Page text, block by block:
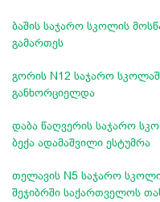
ბაშის საჯარო სკოლის
გამართეს
გორის N12 საჯარო
განხორციელდა
დაბა წაღვერის საჯარო
ბექა ადამაშვილი ესტუმრა
თელავის N5 საჯარო
შეჯიბრში საქართველოს